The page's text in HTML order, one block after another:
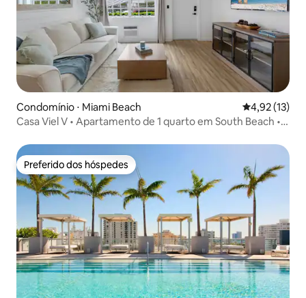
Condomínio ⋅ Miami Beach 4,92 de uma
4,92 (13)
Casa Viel V • Apartamento de 1 quarto em South Beach •
Preferido dos hóspedes
Preferido dos hóspedes